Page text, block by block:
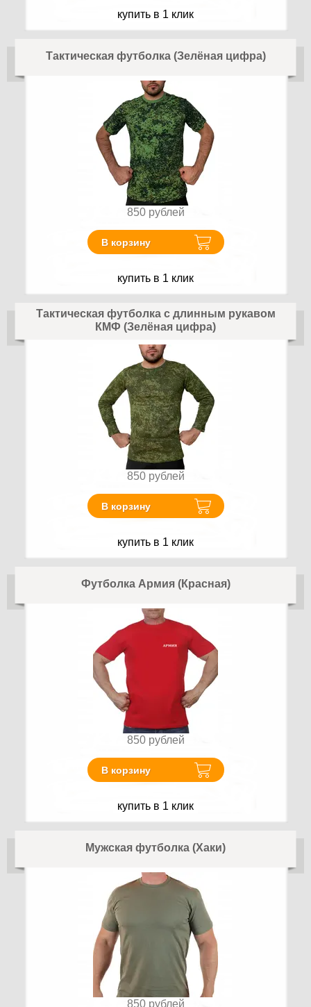
купить в 1 клик
Тактическая футболка (Зелёная цифра)
850 рублей
В корзину
купить в 1 клик
Тактическая футболка с длинным рукавом
КМФ (Зелёная цифра)
850 рублей
В корзину
купить в 1 клик
Футболка Армия (Красная)
850 рублей
В корзину
купить в 1 клик
Мужская футболка (Хаки)
850 рублей